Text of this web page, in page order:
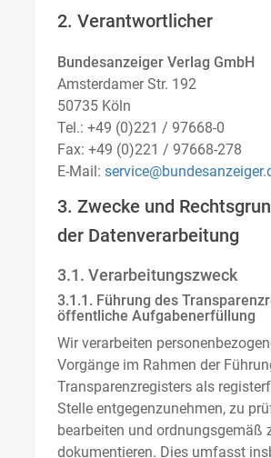
2. Verantwortlicher
Bundesanzeiger Verlag GmbH
Amsterdamer Str. 192
50735 Köln
Tel.: +49 (0)221 / 97668-0
Fax: +49 (0)221 / 97668-278
E-Mail:
3. Zwecke und
der Datenverarbeitung
3.1. Verarbeitungszweck
3.1.1. Führung des
öffentliche Aufgabenerfüllung
Wir verarbeiten
Vorgänge im Rahmen der
Transparenzregisters als
Stelle entgegenzunehmen, zu
bearbeiten und ordnungsgemäß
dokumentieren. Dies umfasst